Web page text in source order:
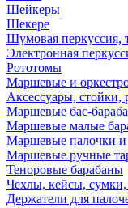
Шейкеры
Шекере
Шумовая перкуссия,
Электронная
Рототомы
Маршевые и
Аксессуары, стойки,
Маршевые бас-
Маршевые малые
Маршевые палочки и
Маршевые ручные
Теноровые барабаны
Чехлы, кейсы,
Держатели для